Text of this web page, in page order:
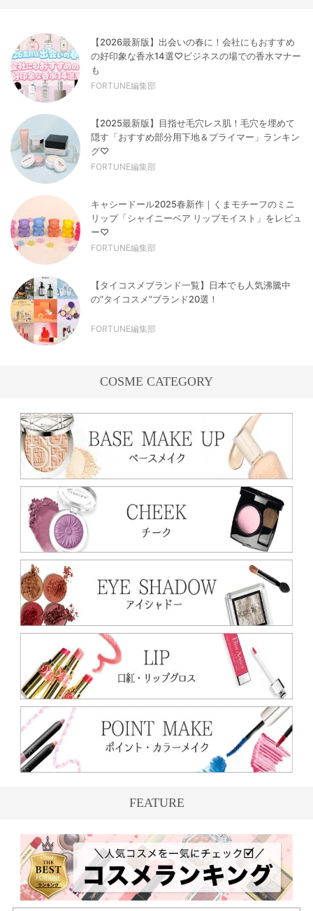
【2026最新版】出会いの春に！会社にもおすすめ
の好印象な香水14選♡ビジネスの場での香水マナー
も
FORTUNE編集部
【2025最新版】目指せ毛穴レス肌！毛穴を埋めて
隠す「おすすめ部分用下地＆プライマー」ランキン
グ♡
FORTUNE編集部
キャシードール2025春新作｜くまモチーフのミニ
リップ「シャイニーベア リップモイスト」をレビュ
ー♡
FORTUNE編集部
【タイコスメブランド一覧】日本でも人気沸騰中
の“タイコスメ”ブランド20選！
FORTUNE編集部
COSME CATEGORY
FEATURE